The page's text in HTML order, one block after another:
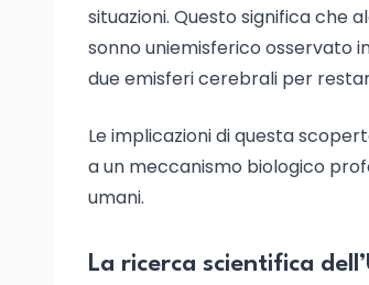
situazioni. Questo significa che
sonno uniemisferico osservato
due emisferi cerebrali per
Le implicazioni di questa
a un meccanismo biologico
umani.
La ricerca scientifica